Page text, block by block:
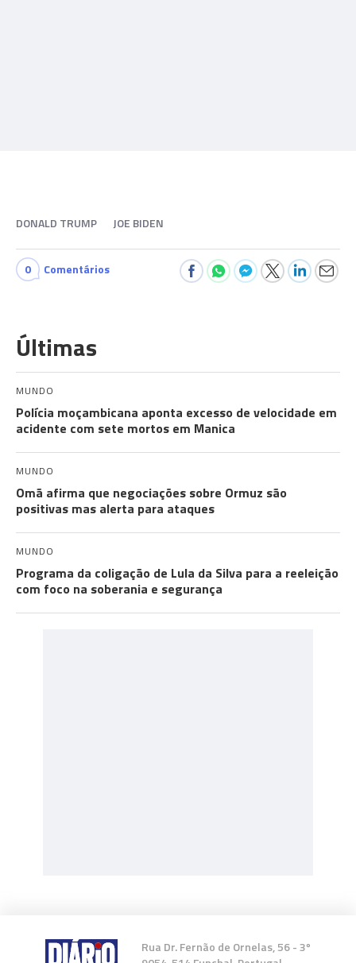
DONALD TRUMP JOE BIDEN
0 Comentários
Últimas
MUNDO
Polícia moçambicana aponta excesso de velocidade em
acidente com sete mortos em Manica
MUNDO
Omã afirma que negociações sobre Ormuz são
positivas mas alerta para ataques
MUNDO
Programa da coligação de Lula da Silva para a reeleição
com foco na soberania e segurança
Rua Dr. Fernão de Ornelas, 56 - 3º